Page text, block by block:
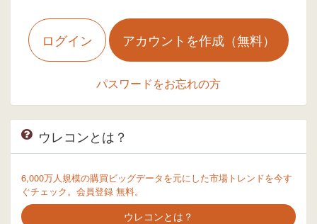
ログイン アカウントを作成（無料）
パスワードをお忘れの方
ウレコンとは？
6,000万人規模の購買ビッグデータを元にした市場トレンドを今す
ぐチェック。会員登録 無料。
ウレコンとは？